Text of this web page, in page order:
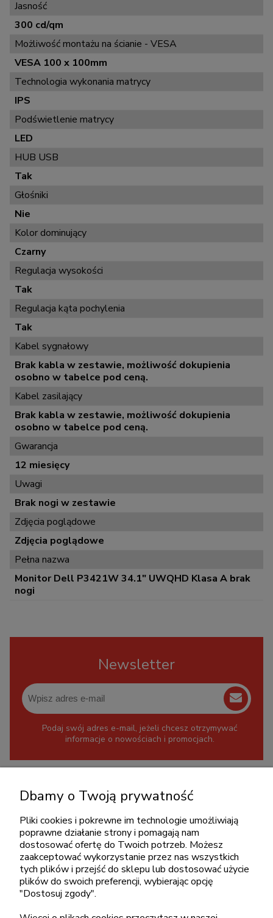
Jasność
300 cd/qm
Możliwość montażu na ścianie - VESA
VESA 100 x 100mm
Technologia wykonania matrycy
IPS
Podświetlenie matrycy
LED
HUB USB
Tak
Głośniki
Nie
Kolor dominujący
Czarny
Regulacja wysokości
Tak
Regulacja kąta pochylenia
Tak
Kabel sygnałowy
Brak kabla w zestawie, możliwość dokupienia
osobno w tabelce pod ceną.
Kabel zasilający
Brak kabla w zestawie, możliwość dokupienia
osobno w tabelce pod ceną.
Gwarancja
12 miesięcy
Uwagi
Brak nogi w zestawie
Zdjęcia poglądowe
Zdjęcia poglądowe
Pełna nazwa
Monitor Dell P3421W 34.1" UWQHD Klasa A brak
nogi
Newsletter
Podaj swój adres e-mail, jeżeli chcesz otrzymywać
informacje o nowościach i promocjach.
+48 717345566
pon.-piąt.: 08:00-16:00
sklep@cebit.pl
ZAKUPY
Dbamy o Twoją prywatność
Pliki cookies i pokrewne im technologie umożliwiają
poprawne działanie strony i pomagają nam
dostosować ofertę do Twoich potrzeb. Możesz
zaakceptować wykorzystanie przez nas wszystkich
tych plików i przejść do sklepu lub dostosować użycie
plików do swoich preferencji, wybierając opcję
"Dostosuj zgody".